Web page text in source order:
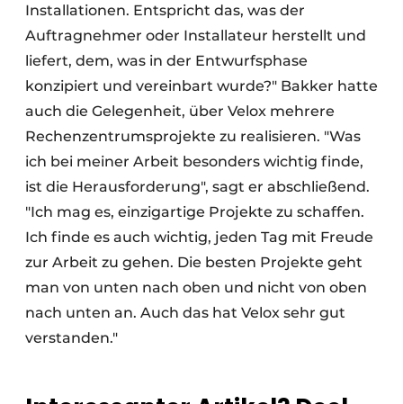
Installationen. Entspricht das, was der
Auftragnehmer oder Installateur herstellt und
liefert, dem, was in der Entwurfsphase
konzipiert und vereinbart wurde?" Bakker hatte
auch die Gelegenheit, über Velox mehrere
Rechenzentrumsprojekte zu realisieren. "Was
ich bei meiner Arbeit besonders wichtig finde,
ist die Herausforderung", sagt er abschließend.
"Ich mag es, einzigartige Projekte zu schaffen.
Ich finde es auch wichtig, jeden Tag mit Freude
zur Arbeit zu gehen. Die besten Projekte geht
man von unten nach oben und nicht von oben
nach unten an. Auch das hat Velox sehr gut
verstanden."